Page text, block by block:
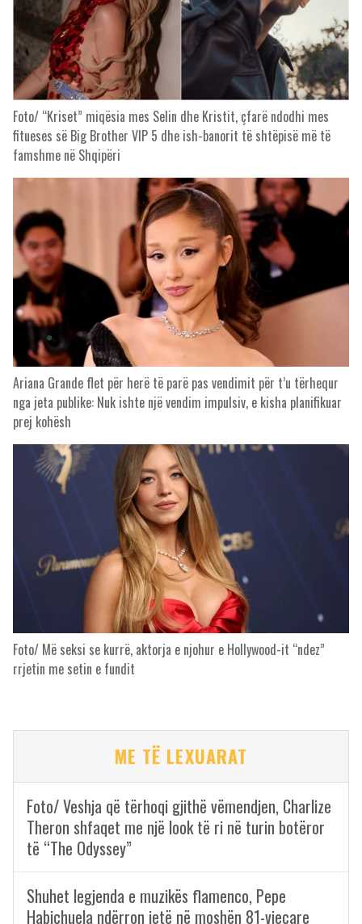
Foto/ “Kriset” miqësia mes Selin dhe Kristit, çfarë ndodhi mes
fitueses së Big Brother VIP 5 dhe ish-banorit të shtëpisë më të
famshme në Shqipëri
Ariana Grande flet për herë të parë pas vendimit për t’u tërhequr
nga jeta publike: Nuk ishte një vendim impulsiv, e kisha planifikuar
prej kohësh
Foto/ Më seksi se kurrë, aktorja e njohur e Hollywood-it “ndez”
rrjetin me setin e fundit
ME TË LEXUARAT
Foto/ Veshja që tërhoqi gjithë vëmendjen, Charlize
Theron shfaqet me një look të ri në turin botëror
të “The Odyssey”
Shuhet legjenda e muzikës flamenco, Pepe
Habichuela ndërron jetë në moshën 81-vjeçare